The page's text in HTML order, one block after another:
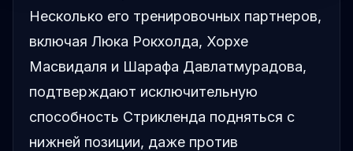
Несколько его тренировочных партнеров,
включая Люка Рокхолда, Хорхе
Масвидаля и Шарафа Давлатмурадова,
подтверждают исключительную
способность Стрикленда подняться с
нижней позиции, даже против